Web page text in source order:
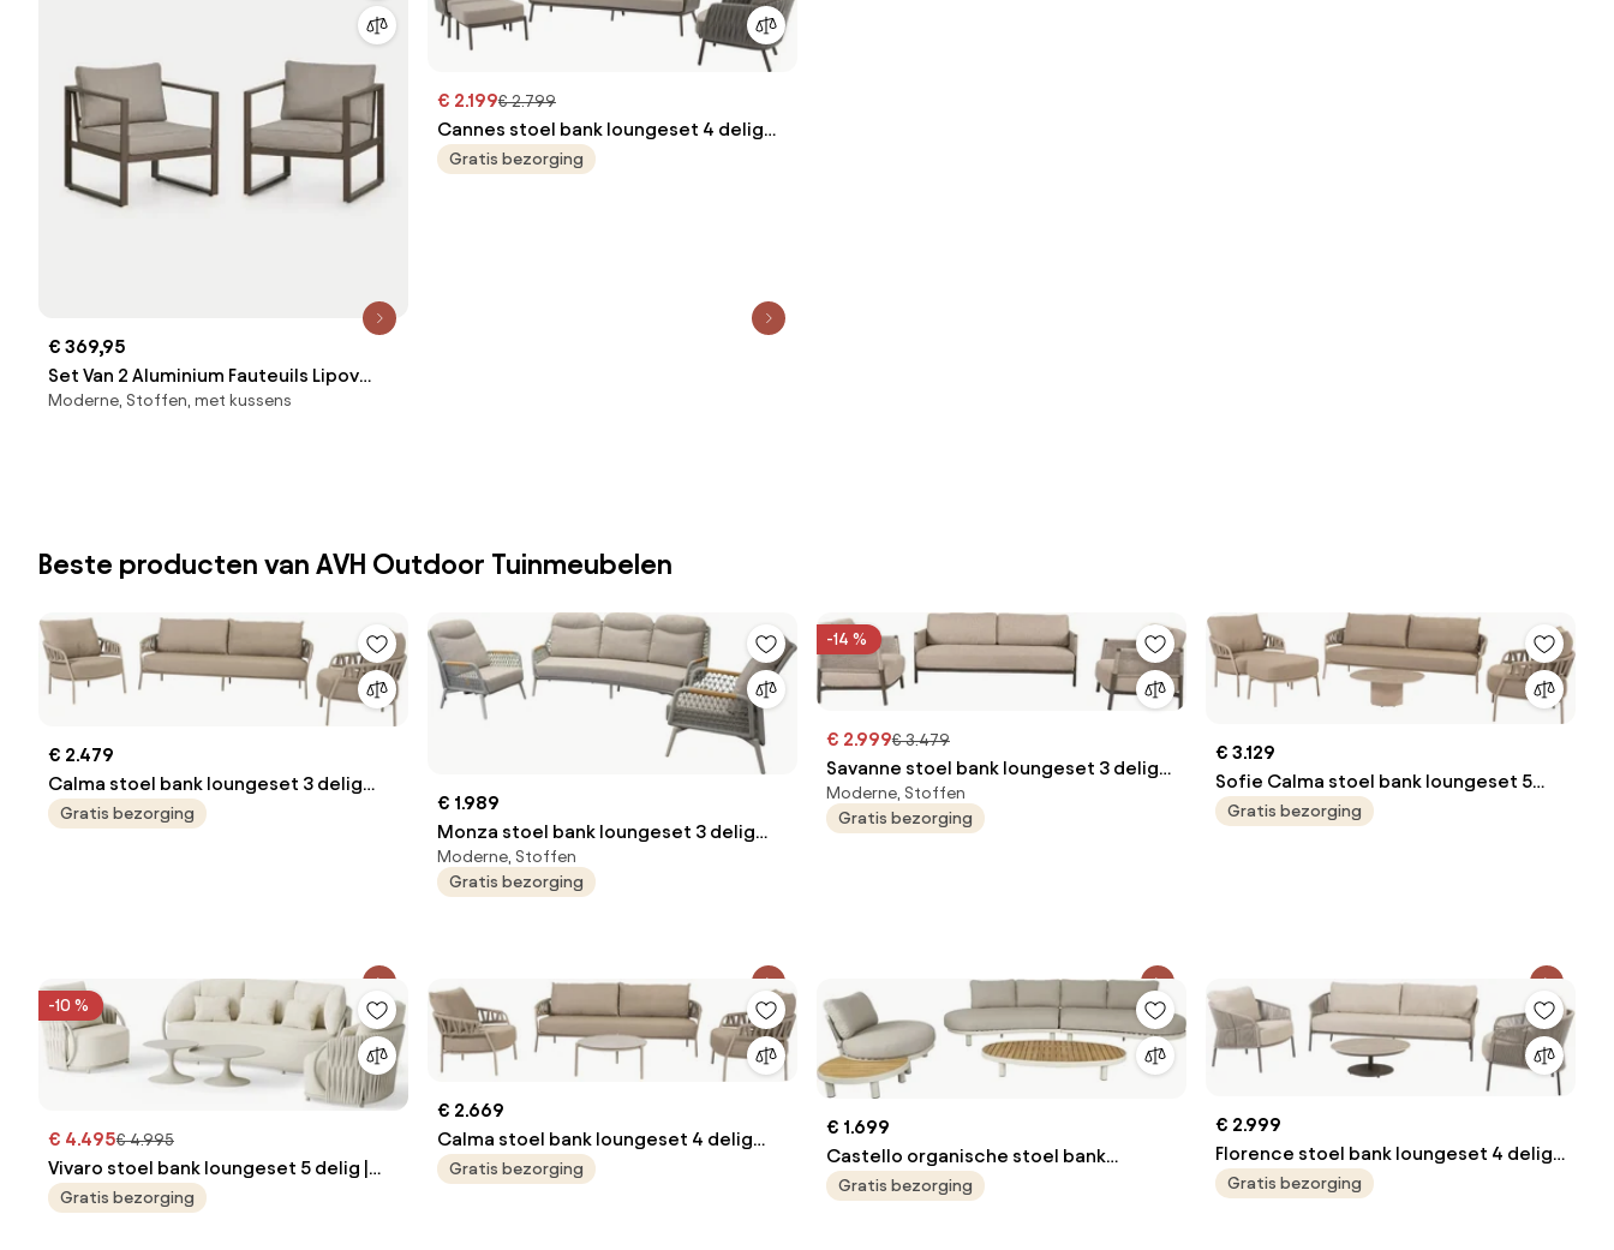
€ 369,95
Set Van 2 Aluminium Fauteuils Lipov
Bruin – Chocolade - Sklum
Moderne, Stoffen, met kussens
€ 2.199€ 2.799
Cannes stoel bank loungeset 4 delig
organic terre Taste 4SO
Gratis bezorging
Beste producten van AVH Outdoor Tuinmeubelen
€ 2.479
Calma stoel bank loungeset 3 delig
rope latte Taste 4SO
Gratis bezorging
€ 1.989
Monza stoel bank loungeset 3 delig
verstelbaar latte rope
Moderne, Stoffen
Gratis bezorging
-14 %
€ 2.999€ 3.479
Savanne stoel bank loungeset 3 delig
terre 4 Seasons Outdoor
Moderne, Stoffen
Gratis bezorging
€ 3.129
Sofie Calma stoel bank loungeset 5
delig keramiek latte Taste 4SO
Gratis bezorging
-10 %
€ 4.495€ 4.995
Vivaro stoel bank loungeset 5 delig |
Camel sand | clouded rope | Pebble
Gratis bezorging
€ 2.669
Calma stoel bank loungeset 4 delig
rope latte Taste 4SO
Gratis bezorging
€ 1.699
Castello organische stoel bank
loungeset 5 delig latte zand aluminium
Gratis bezorging
€ 2.999
Florence stoel bank loungeset 4 delig
terre Taste 4SO
Gratis bezorging